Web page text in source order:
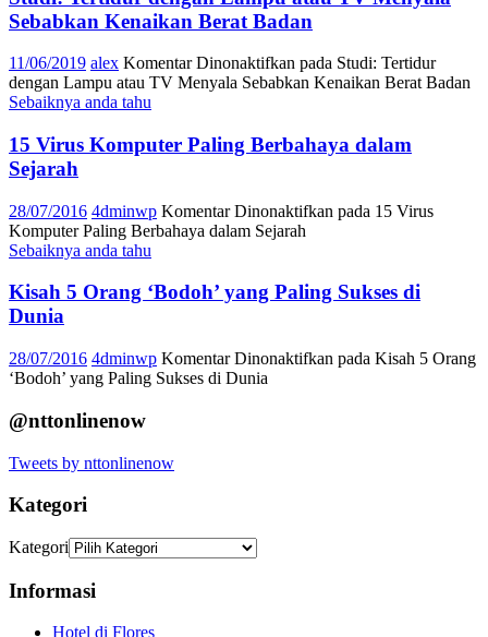
Sebabkan Kenaikan Berat Badan
11/06/2019 alex Komentar Dinonaktifkan pada Studi: Tertidur
dengan Lampu atau TV Menyala Sebabkan Kenaikan Berat Badan
Sebaiknya anda tahu
15 Virus Komputer Paling Berbahaya dalam
Sejarah
28/07/2016 4dminwp Komentar Dinonaktifkan pada 15 Virus
Komputer Paling Berbahaya dalam Sejarah
Sebaiknya anda tahu
Kisah 5 Orang ‘Bodoh’ yang Paling Sukses di
Dunia
28/07/2016 4dminwp Komentar Dinonaktifkan pada Kisah 5 Orang
‘Bodoh’ yang Paling Sukses di Dunia
@nttonlinenow
Tweets by nttonlinenow
Kategori
Kategori
Informasi
Hotel di Flores